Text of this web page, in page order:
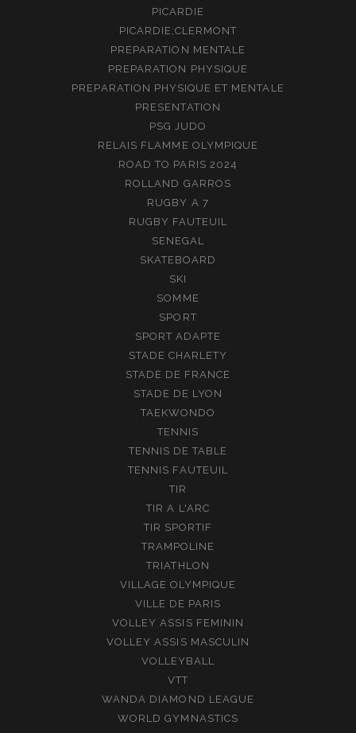
PICARDIE
PICARDIE;CLERMONT
PREPARATION MENTALE
PREPARATION PHYSIQUE
PREPARATION PHYSIQUE ET MENTALE
PRESENTATION
PSG JUDO
RELAIS FLAMME OLYMPIQUE
ROAD TO PARIS 2024
ROLLAND GARROS
RUGBY A 7
RUGBY FAUTEUIL
SENEGAL
SKATEBOARD
SKI
SOMME
SPORT
SPORT ADAPTE
STADE CHARLETY
STADE DE FRANCE
STADE DE LYON
TAEKWONDO
TENNIS
TENNIS DE TABLE
TENNIS FAUTEUIL
TIR
TIR A L'ARC
TIR SPORTIF
TRAMPOLINE
TRIATHLON
VILLAGE OLYMPIQUE
VILLE DE PARIS
VOLLEY ASSIS FEMININ
VOLLEY ASSIS MASCULIN
VOLLEYBALL
VTT
WANDA DIAMOND LEAGUE
WORLD GYMNASTICS